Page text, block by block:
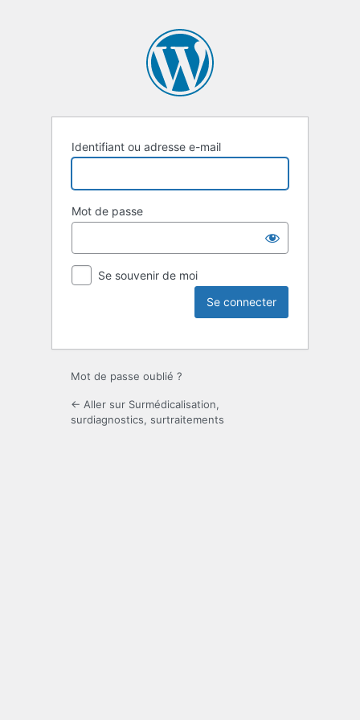
Identifiant ou adresse e-mail
Mot de passe
Se souvenir de moi
Mot de passe oublié ?
← Aller sur Surmédicalisation,
surdiagnostics, surtraitements